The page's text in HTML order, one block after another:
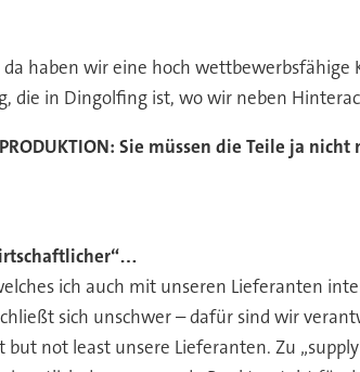
haben wir eine hoch
die in Dingolfing ist, wo wir neben
Sie müssen die Teile ja nicht
ich auch mit unseren Lieferanten
sich unschwer – dafür sind wir
not least unsere Lieferanten. Zu